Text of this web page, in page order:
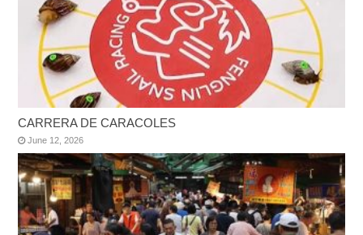
CARRERA DE CARACOLES
June 12, 2026